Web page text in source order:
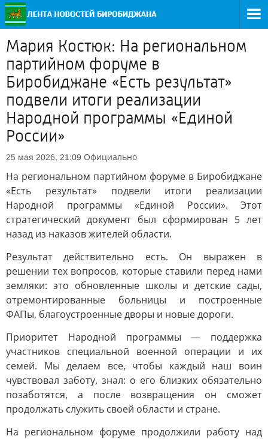
Мария Костюк: На региональном
партийном форуме в
Биробиджане «Есть результат»
подвели итоги реализации
Народной программы «Единой
России»
25 мая 2026, 21:09 Официально
На региональном партийном форуме в Биробиджане
«Есть результат» подвели итоги реализации
Народной программы «Единой России». Этот
стратегический документ был сформирован 5 лет
назад из наказов жителей области.
Результат действительно есть. Он выражен в
решении тех вопросов, которые ставили перед нами
земляки: это обновленные школы и детские сады,
отремонтированные больницы и построенные
ФАПы, благоустроенные дворы и новые дороги.
Приоритет Народной программы — поддержка
участников специальной военной операции и их
семей. Мы делаем все, чтобы каждый наш воин
чувствовал заботу, знал: о его близких обязательно
позаботятся, а после возвращения он сможет
продолжать служить своей области и стране.
На региональном форуме продолжили работу над